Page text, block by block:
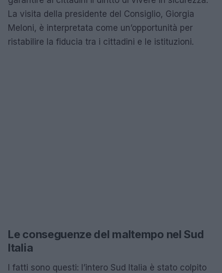
La visita della presidente del Consiglio, Giorgia
Meloni, è interpretata come un’opportunità per
ristabilire la fiducia tra i cittadini e le istituzioni.
Le conseguenze del maltempo nel Sud
Italia
I fatti sono questi: l’intero Sud Italia è stato colpito